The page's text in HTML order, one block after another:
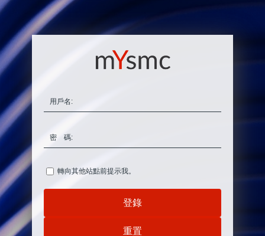
用戶名:
密 碼:
轉向其他站點前提示我。